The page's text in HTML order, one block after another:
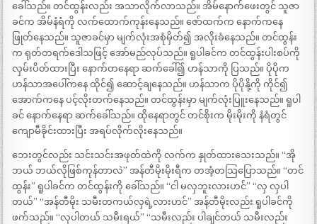
ခေါ်သည်။ တင်ထွန်းလည်း အသာလိုက်လာသည်။ အိမ်နောက်ဖေးတွင် သူဇာ
ခင်က အိမ်နံရံကို လက်ထောက်ကုန်းနေသည်။ ဇော်ထက်က နောက်ကနေ
ဖြုတ်နေသည်။ သူဇာခင်မှာ မျက်လုံးအစုံမှိတ်၍ အလိုးခံနေသည်။ တင်ထွန်း
က ရုတ်တရက်ဒေါသဖြင့် အော်မည်လုပ်သည်။ ရူပါခင်က တင်ထွန်းပါးစပ်ကို
လှမ်းပိတ်ထားပြီး နောက်တနေရာ ဆက်ခေါ်၍ ဟန်သာကို ပြသည်။ ပိုပိုက
ဟန်သာအပေါ်ကနေ ထိုင်၍ ဆောင့်ချနေသည်။ ဟန်သာက ပိုပိုနို့ကို ကိုင်၍
အောက်ကနေ ပင့်လိုးတက်နေသည်။ တင်ထွန်းမှာ မျက်လုံးပြူးနေသည်။ ရူပါ
ခင် နောက်နေရာ ဆက်ခေါ်သည်။ ထိုနေရာတွင် တင်စိုးက မိုးမိုးကို နံရံတွင်
ကျောမီခိုင်းထားပြီး အရပ်လိုက်လိုးနေသည်။
ဘေးတွင်လည်း သင်းသင်းအဖုတ်ထဲကို လက်က နှုတ်ထားသေးသည်။ “အို
ဘယ် ဘယ်လိုဖြစ်ကုန်တာလဲ” အန်တီမိုးမိုးရီက တအံ့တသြပြောသည်။ “တင်
ထွန်း” ရူပါခင်က တင်ထွန်းကို ခေါ်သည်။ “ငါ မလှဘူးလားဟင်” “လှ လှပါ
တယ်” “အန်တီမိုး သမီးတကယ်လှရဲ့လားဟင်” အန်တီမိုးလည်း ရူပါခင်ကို
ဖက်သည်။ “လှပါတယ် သမီးရယ်” “သမီးလည်း ပါချင်တယ် သမီးလည်း